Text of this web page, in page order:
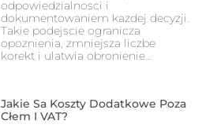
odpowiedzialnosci i
dokumentowaniem kazdej decyzji.
Takie podejscie ogranicza
opoznienia, zmniejsza liczbe
korekt i ulatwia obronienie…
Jakie Sa Koszty Dodatkowe Poza
Cłem I VAT?